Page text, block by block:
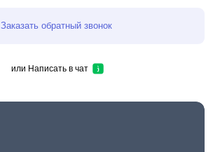
Заказать обратный звонок
или Написать в чат